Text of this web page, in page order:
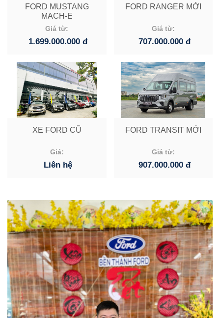
FORD MUSTANG
MACH-E
Giá từ:
1.699.000.000 đ
FORD RANGER MỚI
Giá từ:
707.000.000 đ
XE FORD CŨ
Giá:
Liên hệ
FORD TRANSIT MỚI
Giá từ:
907.000.000 đ